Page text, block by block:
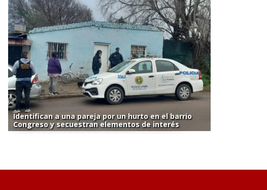
Identifican a una pareja por un hurto en el barrio
Congreso y secuestran elementos de interés